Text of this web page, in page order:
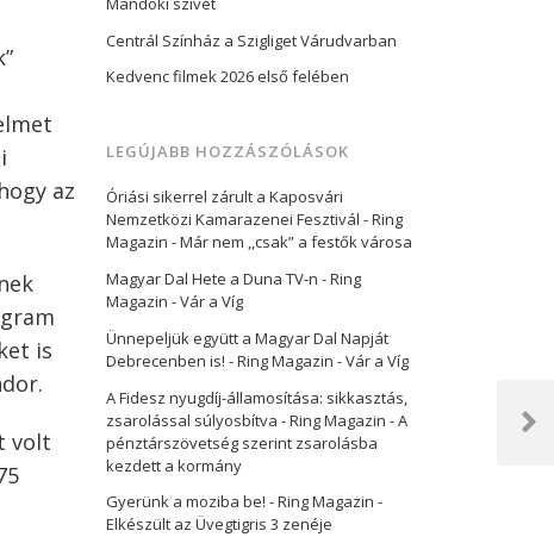
az
is
volt
Next
Centrál Színház a Szigliget Várudvarban
Kedvenc filmek 2026 első felében
LEGÚJABB HOZZÁSZÓLÁSOK
Óriási sikerrel zárult a Kaposvári
Nemzetközi Kamarazenei Fesztivál - Ring
Magazin -Már nem ,,csak” a festők városa
Magyar Dal Hete a Duna TV-n - Ring
Magazin -Vár a Víg
Ünnepeljük együtt a Magyar Dal Napját
Debrecenben is! - Ring Magazin -Vár a Víg
A Fidesz nyugdíj-államosítása: sikkasztás,
zsarolással súlyosbítva - Ring Magazin -A
pénztárszövetség szerint zsarolásba
kezdett a kormány
Gyerünk a moziba be! - Ring Magazin -
Elkészült az Üvegtigris 3 zenéje